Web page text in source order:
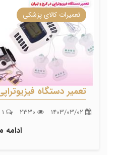
تعمیرات کالای پزشکی
تعمیر دستگاه